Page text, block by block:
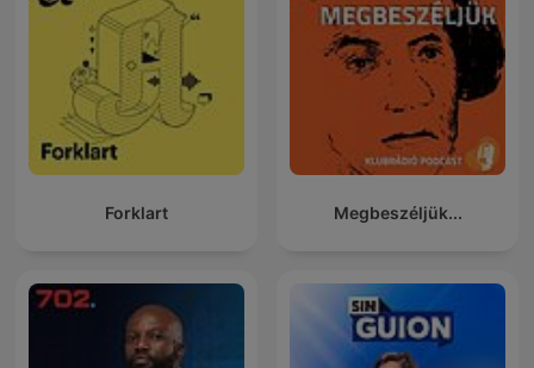
Forklart Megbeszéljük...